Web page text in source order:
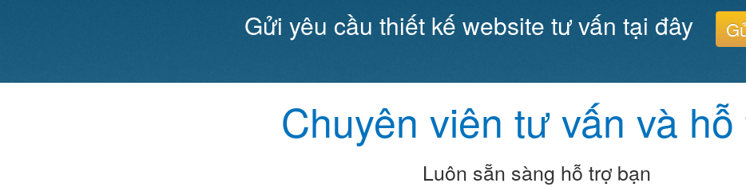
Gửi yêu cầu thiết kế website tư vấn tại đây
Chuyên viên tư vấn và
Luôn sẵn sàng hỗ trợ bạn